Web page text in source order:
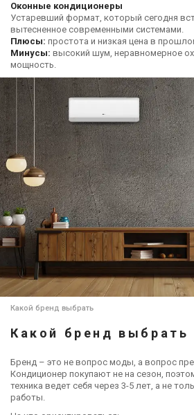
Оконные кондиционеры
Устаревший формат, который сегодня
вытесненное современными системами.
Плюсы: простота и низкая цена в
Минусы: высокий шум, неравномерное
мощность.
Какой бренд выбрать
Какой бренд выбрать
Бренд – это не вопрос моды, а вопрос
Кондиционер покупают не на сезон,
техника ведет себя через 3-5 лет, а не
работы.